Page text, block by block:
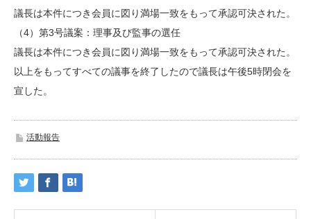
議長は本件につき会員に図り満場一致をもって承認可決された。
（4）第3号議案：理事及び監事の選任
議長は本件につき会員に図り満場一致をもって承認可決された。
以上をもってすべての議事を終了したので議長は午後5時閉会を
宣した。
活動報告